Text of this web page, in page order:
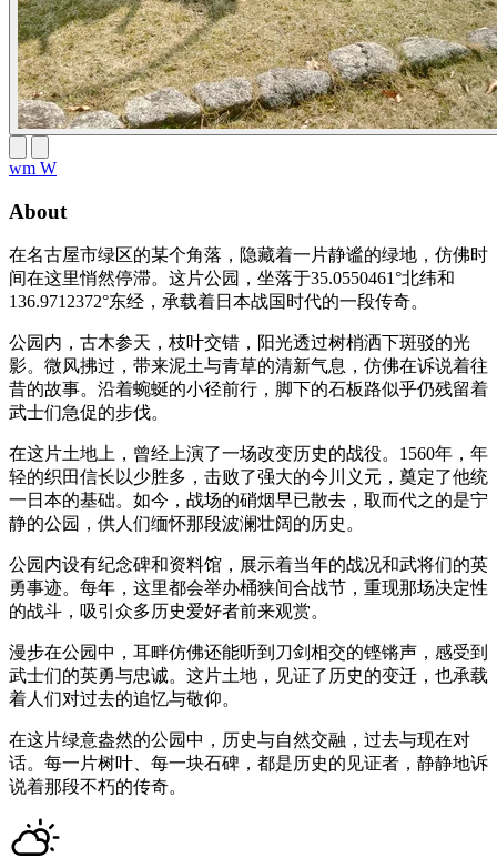
wm W
About
在名古屋市绿区的某个角落，隐藏着一片静谧的绿地，仿佛时
间在这里悄然停滞。这片公园，坐落于35.0550461°北纬和
136.9712372°东经，承载着日本战国时代的一段传奇。
公园内，古木参天，枝叶交错，阳光透过树梢洒下斑驳的光
影。微风拂过，带来泥土与青草的清新气息，仿佛在诉说着往
昔的故事。沿着蜿蜒的小径前行，脚下的石板路似乎仍残留着
武士们急促的步伐。
在这片土地上，曾经上演了一场改变历史的战役。1560年，年
轻的织田信长以少胜多，击败了强大的今川义元，奠定了他统
一日本的基础。如今，战场的硝烟早已散去，取而代之的是宁
静的公园，供人们缅怀那段波澜壮阔的历史。
公园内设有纪念碑和资料馆，展示着当年的战况和武将们的英
勇事迹。每年，这里都会举办桶狭间合战节，重现那场决定性
的战斗，吸引众多历史爱好者前来观赏。
漫步在公园中，耳畔仿佛还能听到刀剑相交的铿锵声，感受到
武士们的英勇与忠诚。这片土地，见证了历史的变迁，也承载
着人们对过去的追忆与敬仰。
在这片绿意盎然的公园中，历史与自然交融，过去与现在对
话。每一片树叶、每一块石碑，都是历史的见证者，静静地诉
说着那段不朽的传奇。